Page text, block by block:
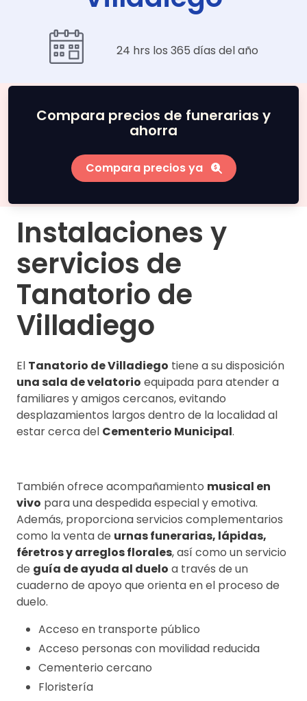
24 hrs los 365 días del año
Compara precios de funerarias y
ahorra
Compara precios ya
Instalaciones y
servicios de
Tanatorio de
Villadiego
El Tanatorio de Villadiego tiene a su disposición
una sala de velatorio equipada para atender a
familiares y amigos cercanos, evitando
desplazamientos largos dentro de la localidad al
estar cerca del Cementerio Municipal.
También ofrece acompañamiento musical en
vivo para una despedida especial y emotiva.
Además, proporciona servicios complementarios
como la venta de urnas funerarias, lápidas,
féretros y arreglos florales, así como un servicio
de guía de ayuda al duelo a través de un
cuaderno de apoyo que orienta en el proceso de
duelo.
Acceso en transporte público
Acceso personas con movilidad reducida
Cementerio cercano
Floristería